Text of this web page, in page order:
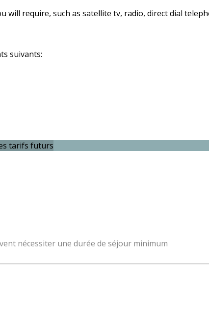
will require, such as satellite tv, radio, direct dial
suivants:
tarifs futurs
nécessiter une durée de séjour minimum